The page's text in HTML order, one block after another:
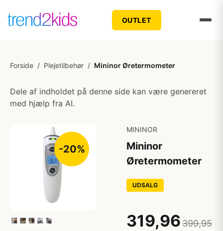
OUTLET
Forside / Plejetilbehør / Mininor Øretermometer
Dele af indholdet på denne side kan være genereret
med hjælp fra AI.
-20%
MININOR
Mininor
Øretermometer
UDSALG
319,96399,95